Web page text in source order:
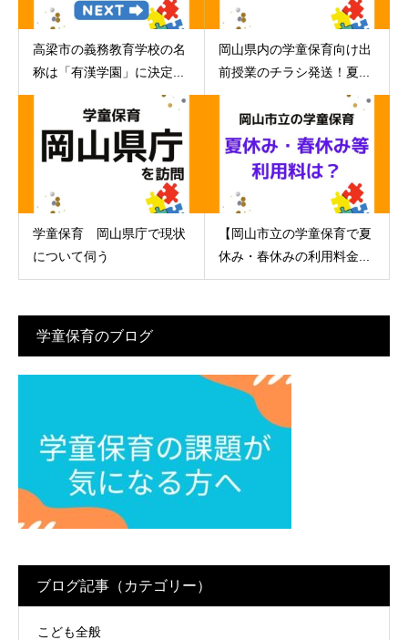
高梁市の義務教育学校の名
称は「有漢学園」に決定...
岡山県内の学童保育向け出
前授業のチラシ発送！夏...
学童保育 岡山県庁で現状
について伺う
【岡山市立の学童保育で夏
休み・春休みの利用料金...
学童保育のブログ
ブログ記事（カテゴリー）
こども全般